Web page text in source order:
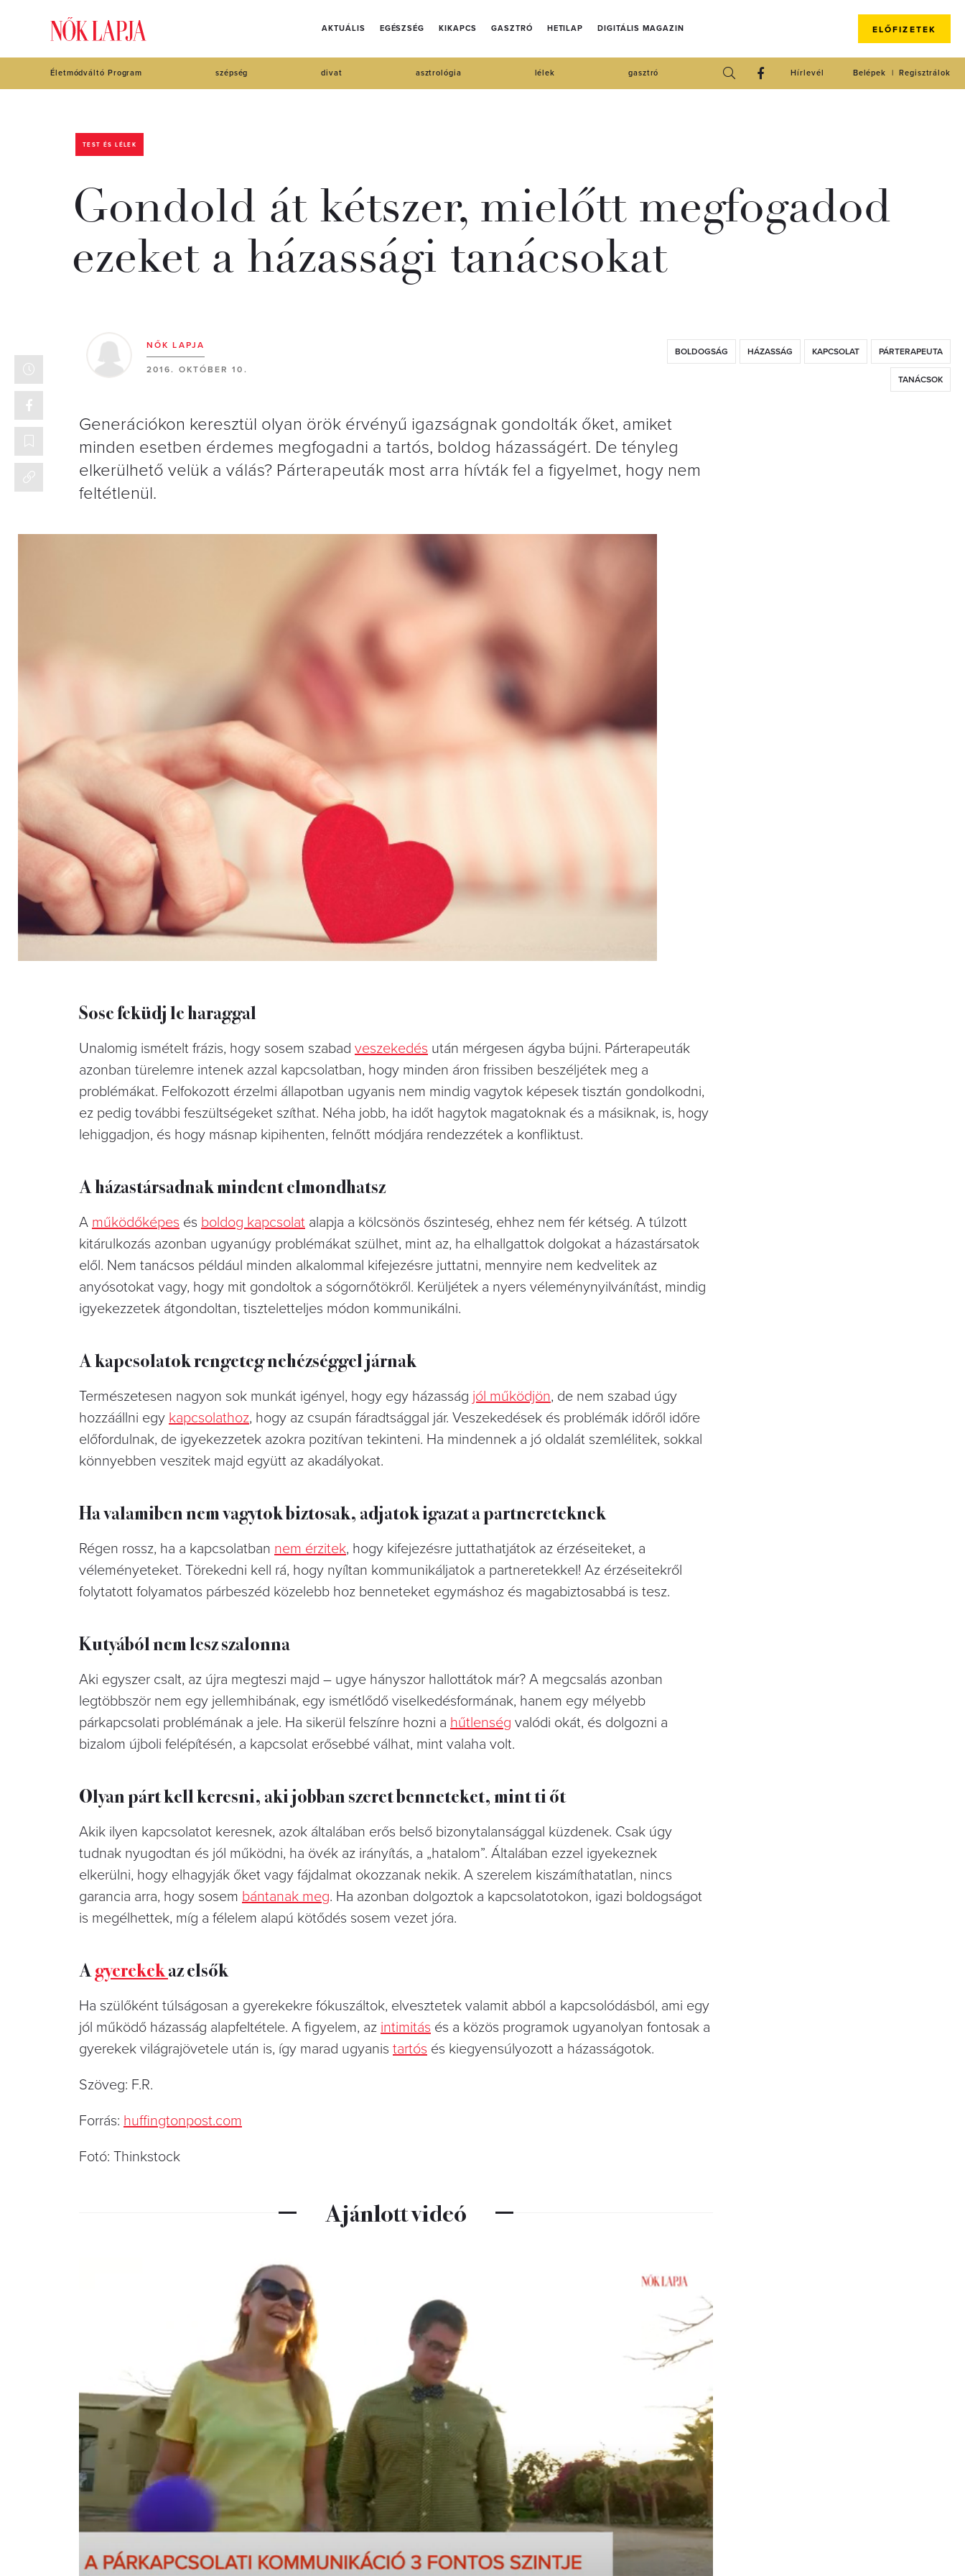
AKTUÁLIS EGÉSZSÉG KIKAPCS GASZTRÓ HETILAP DIGITÁLIS MAGAZIN ELŐFIZETEK
Életmódváltó Program szépség divat asztrológia lélek gasztró Regisztrálok
Belépek
Hírlevél
TEST ÉS LÉLEK
Gondold át kétszer, mielőtt megfogadod
ezeket a házassági tanácsokat
NŐK LAPJA
2016. OKTÓBER 10.
BOLDOGSÁG HÁZASSÁG KAPCSOLAT PÁRTERAPEUTA
TANÁCSOK
Generációkon keresztül olyan örök érvényű igazságnak gondolták őket, amiket
minden esetben érdemes megfogadni a tartós, boldog házasságért. De tényleg
elkerülhető velük a válás? Párterapeuták most arra hívták fel a figyelmet, hogy nem
feltétlenül.
Sose feküdj le haraggal
Unalomig ismételt frázis, hogy sosem szabad veszekedés után mérgesen ágyba bújni. Párterapeuták
azonban türelemre intenek azzal kapcsolatban, hogy minden áron frissiben beszéljétek meg a
problémákat. Felfokozott érzelmi állapotban ugyanis nem mindig vagytok képesek tisztán gondolkodni,
ez pedig további feszültségeket szíthat. Néha jobb, ha időt hagytok magatoknak és a másiknak, is, hogy
lehiggadjon, és hogy másnap kipihenten, felnőtt módjára rendezzétek a konfliktust.
A házastársadnak mindent elmondhatsz
A működőképes és boldog kapcsolat alapja a kölcsönös őszinteség, ehhez nem fér kétség. A túlzott
kitárulkozás azonban ugyanúgy problémákat szülhet, mint az, ha elhallgattok dolgokat a házastársatok
elől. Nem tanácsos például minden alkalommal kifejezésre juttatni, mennyire nem kedvelitek az
anyósotokat vagy, hogy mit gondoltok a sógornőtökről. Kerüljétek a nyers véleménynyilvánítást, mindig
igyekezzetek átgondoltan, tiszteletteljes módon kommunikálni.
A kapcsolatok rengeteg nehézséggel járnak
Természetesen nagyon sok munkát igényel, hogy egy házasság jól működjön, de nem szabad úgy
hozzáállni egy kapcsolathoz, hogy az csupán fáradtsággal jár. Veszekedések és problémák időről időre
előfordulnak, de igyekezzetek azokra pozitívan tekinteni. Ha mindennek a jó oldalát szemlélitek, sokkal
könnyebben veszitek majd együtt az akadályokat.
Ha valamiben nem vagytok biztosak, adjatok igazat a partnereteknek
Régen rossz, ha a kapcsolatban nem érzitek, hogy kifejezésre juttathatjátok az érzéseiteket, a
véleményeteket. Törekedni kell rá, hogy nyíltan kommunikáljatok a partneretekkel! Az érzéseitekről
folytatott folyamatos párbeszéd közelebb hoz benneteket egymáshoz és magabiztosabbá is tesz.
Kutyából nem lesz szalonna
Aki egyszer csalt, az újra megteszi majd – ugye hányszor hallottátok már? A megcsalás azonban
legtöbbször nem egy jellemhibának, egy ismétlődő viselkedésformának, hanem egy mélyebb
párkapcsolati problémának a jele. Ha sikerül felszínre hozni a hűtlenség valódi okát, és dolgozni a
bizalom újboli felépítésén, a kapcsolat erősebbé válhat, mint valaha volt.
Olyan párt kell keresni, aki jobban szeret benneteket, mint ti őt
Akik ilyen kapcsolatot keresnek, azok általában erős belső bizonytalansággal küzdenek. Csak úgy
tudnak nyugodtan és jól működni, ha övék az irányítás, a „hatalom”. Általában ezzel igyekeznek
elkerülni, hogy elhagyják őket vagy fájdalmat okozzanak nekik. A szerelem kiszámíthatatlan, nincs
garancia arra, hogy sosem bántanak meg. Ha azonban dolgoztok a kapcsolatotokon, igazi boldogságot
is megélhettek, míg a félelem alapú kötődés sosem vezet jóra.
Agyerekekaz elsők
Ha szülőként túlságosan a gyerekekre fókuszáltok, elvesztetek valamit abból a kapcsolódásból, ami egy
jól működő házasság alapfeltétele. A figyelem, az intimitás és a közös programok ugyanolyan fontosak a
gyerekek világrajövetele után is, így marad ugyanis tartós és kiegyensúlyozott a házasságotok.
Szöveg: F.R.
Forrás: huffingtonpost.com
Fotó: Thinkstock
Ajánlott videó